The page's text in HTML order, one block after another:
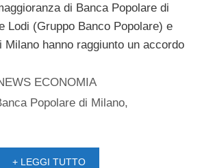
di Banca Popolare di
Lodi (Gruppo Banco Popolare) e
Milano hanno raggiunto un accordo
ECONOMIA
Popolare di Milano,
+ LEGGI TUTTO